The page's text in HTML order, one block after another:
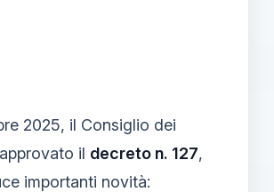
2025, il Consiglio dei
il decreto n. 127,
importanti novità: